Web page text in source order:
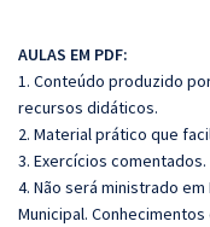
AULAS EM PDF:
1. Conteúdo produzido
recursos didáticos.
2. Material prático que
3. Exercícios comentados.
4. Não será ministrado em
Municipal.